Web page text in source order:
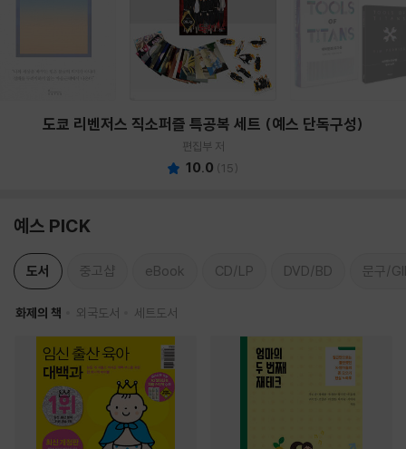
도쿄 리벤저스 직소퍼즐 특공복 세트 (예스 단독구성)
편집부 저
10.0 (15)
예스 PICK
도서 중고샵 eBook CD/LP DVD/BD 문구/
화제의 책 외국도서 세트도서